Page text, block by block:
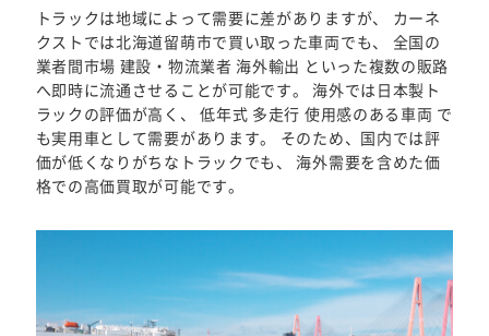
トラックは地域によって需要に差がありますが、 カーネ
クストでは北海道留萌市で買い取った車両でも、 全国の
業者間市場 建設・物流業者 海外輸出 といった複数の販路
へ即時に流通させることが可能です。 海外では日本製ト
ラックの評価が高く、 低年式 多走行 使用感のある車両 で
も実用車として需要があります。 そのため、国内では評
価が低くなりがちなトラックでも、 海外需要を含めた価
格での高価買取が可能です。